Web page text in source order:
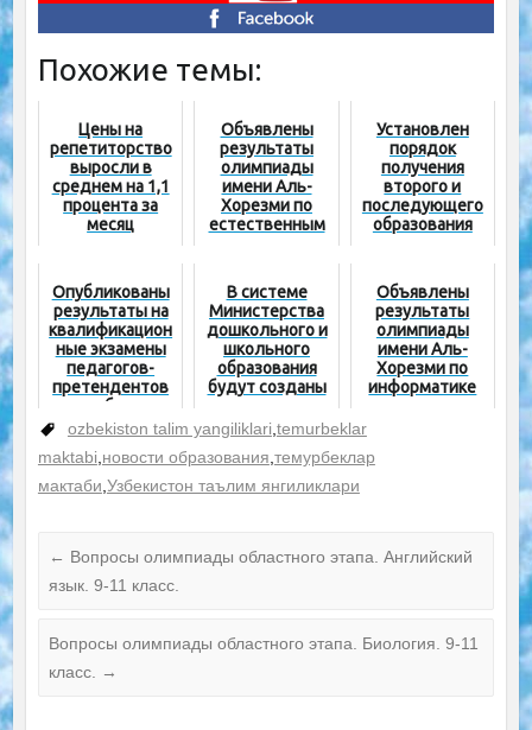
Похожие темы:
Цены на
репетиторство
выросли в
среднем на 1,1
процента за
месяц
Объявлены
результаты
олимпиады
имени Аль-
Хорезми по
естественным
Установлен
порядок
получения
второго и
последующего
образования
Опубликованы
результаты на
квалификацион
ные экзамены
педагогов-
претендентов
на надбавку за
счет фонда
В системе
Министерства
дошкольного и
школьного
образования
будут созданы
школы
Объявлены
результаты
олимпиады
имени Аль-
Хорезми по
информатике
ozbekiston talim yangiliklari temurbeklar
maktabi новости образования темурбеклар
мактаби Узбекистон таълим янгиликлари
← Вопросы олимпиады областного этапа. Английский
язык. 9-11 класс.
Вопросы олимпиады областного этапа. Биология. 9-11
класс.
→